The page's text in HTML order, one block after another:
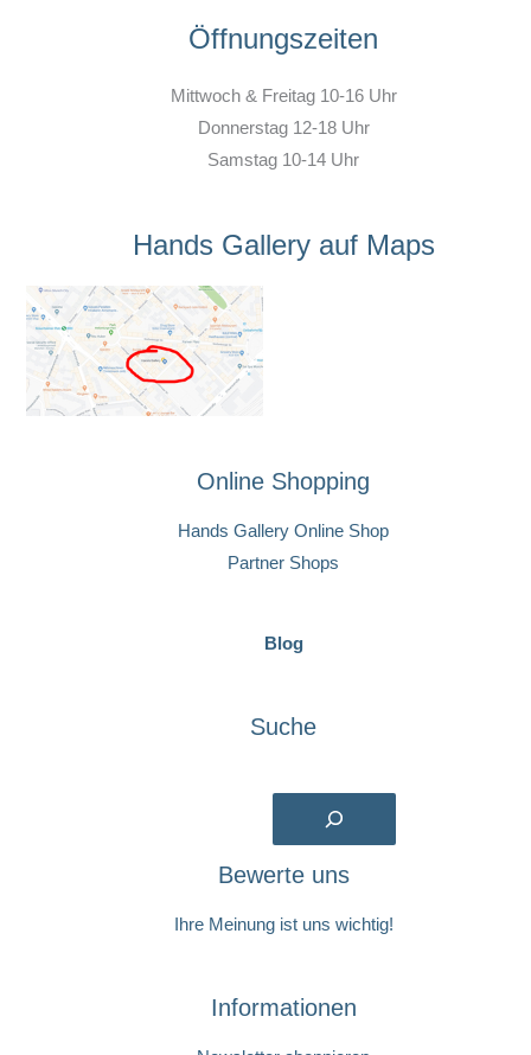
Öffnungszeiten
Mittwoch & Freitag 10-16 Uhr
Donnerstag 12-18 Uhr
Samstag 10-14 Uhr
Hands Gallery auf Maps
Online Shopping
Hands Gallery Online Shop
Partner Shops
Blog
Suche
Bewerte uns
Ihre Meinung ist uns wichtig!
Informationen